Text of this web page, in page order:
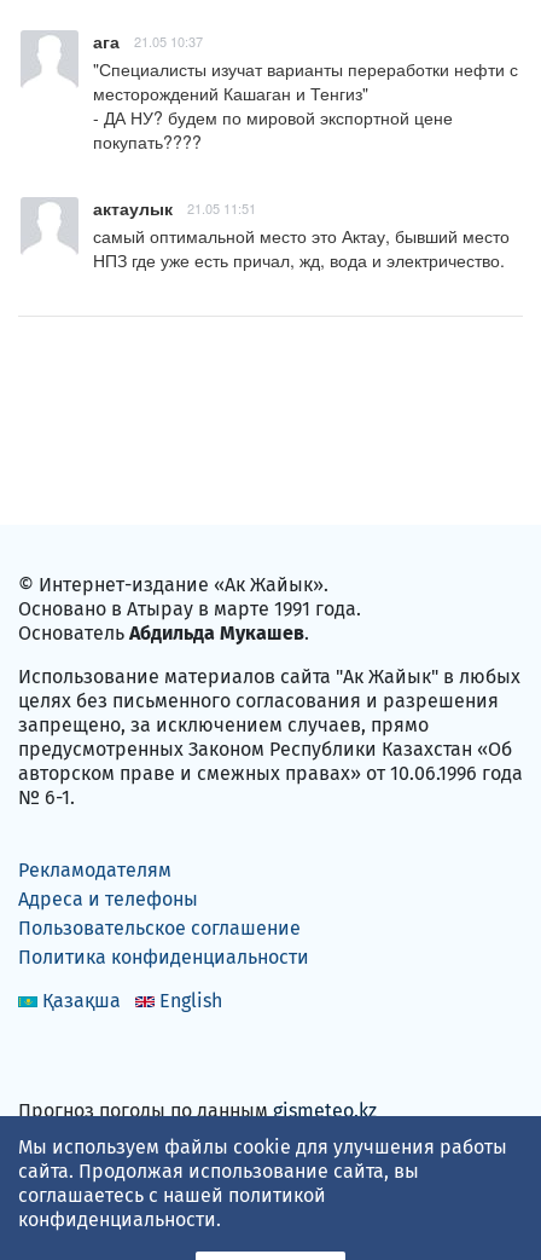
ага 21.05 10:37
"Специалисты изучат варианты переработки нефти с
месторождений Кашаган и Тенгиз"
- ДА НУ? будем по мировой экспортной цене
покупать????
актаулык 21.05 11:51
самый оптимальной место это Актау, бывший место
НПЗ где уже есть причал, жд, вода и электричество.
© Интернет-издание «Ак Жайык».
Основано в Атырау в марте 1991 года.
Основатель Абдильда Мукашев.
Использование материалов сайта "Ак Жайык" в любых
целях без письменного согласования и разрешения
запрещено, за исключением случаев, прямо
предусмотренных Законом Республики Казахстан «Об
авторском праве и смежных правах» от 10.06.1996 года
№ 6-1.
Рекламодателям
Адреса и телефоны
Пользовательское соглашение
Политика конфиденциальности
Қазақша
English
Прогноз погоды по даннымgismeteo.kz
Принимаем карты
Мы используем файлы cookie для улучшения работы
сайта. Продолжая использование сайта, вы
соглашаетесь с нашей политикой
конфиденциальности.